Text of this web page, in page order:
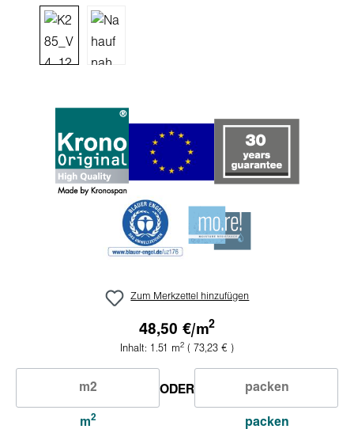
Zum Merkzettel hinzufügen
48,50 €/m2
Inhalt: 1.51 m2 ( 73,23 € )
m2
ODER
packen